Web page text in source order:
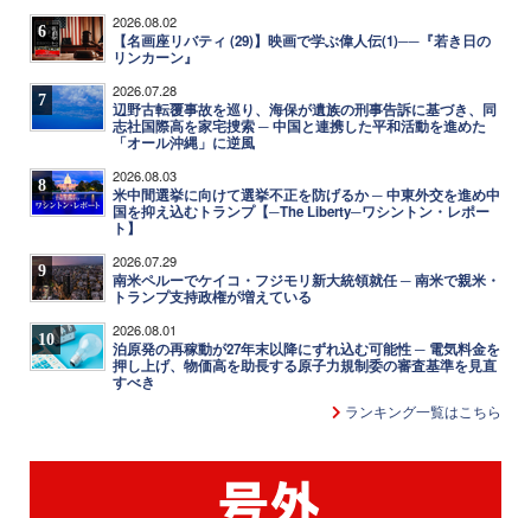
6 2026.08.02
【名画座リバティ (29)】映画で学ぶ偉人伝(1)──『若き日の
リンカーン』
7 2026.07.28
辺野古転覆事故を巡り、海保が遺族の刑事告訴に基づき、同
志社国際高を家宅捜索 ─ 中国と連携した平和活動を進めた
「オール沖縄」に逆風
8 2026.08.03
米中間選挙に向けて選挙不正を防げるか ─ 中東外交を進め中
国を抑え込むトランプ【─The Liberty─ワシントン・レポー
ト】
9 2026.07.29
南米ペルーでケイコ・フジモリ新大統領就任 ─ 南米で親米・
トランプ支持政権が増えている
10 2026.08.01
泊原発の再稼動が27年末以降にずれ込む可能性 ─ 電気料金を
押し上げ、物価高を助長する原子力規制委の審査基準を見直
すべき
ランキング一覧はこちら